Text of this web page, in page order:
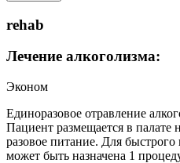
rehab
Лечение алкоголизма:
Эконом
Единоразовое отравление
Пациент размещается в палате
разовое питание. Для быстрого
может быть назначена 1